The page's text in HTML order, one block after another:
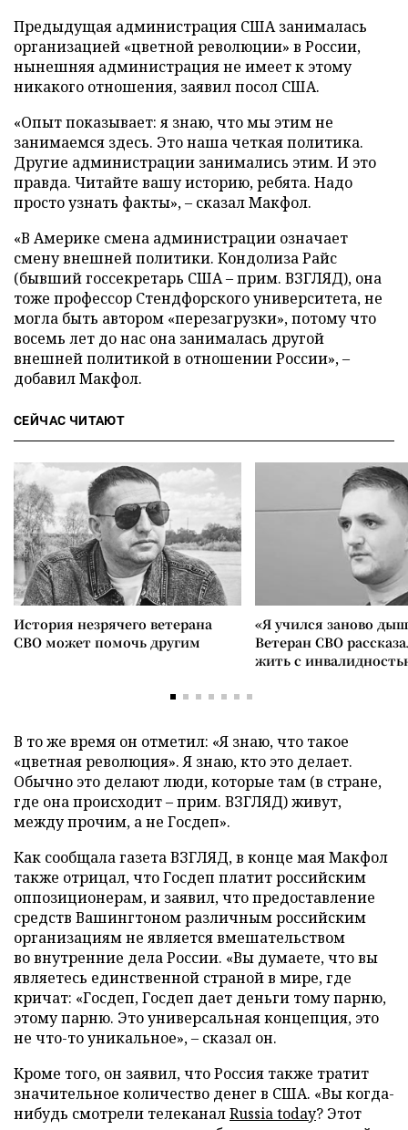
Предыдущая администрация США занималась
организацией «цветной революции» в России,
нынешняя администрация не имеет к этому
никакого отношения, заявил посол США.
«Опыт показывает: я знаю, что мы этим не
занимаемся здесь. Это наша четкая политика.
Другие администрации занимались этим. И это
правда. Читайте вашу историю, ребята. Надо
просто узнать факты», – сказал Макфол.
«В Америке смена администрации означает
смену внешней политики. Кондолиза Райс
(бывший госсекретарь США – прим. ВЗГЛЯД), она
тоже профессор Стендфорского университета, не
могла быть автором «перезагрузки», потому что
восемь лет до нас она занималась другой
внешней политикой в отношении России», –
добавил Макфол.
СЕЙЧАС ЧИТАЮТ
История незрячего ветерана
СВО может помочь другим
«Я учился заново
Ветеран СВО
жить с
В то же время он отметил: «Я знаю, что такое
«цветная революция». Я знаю, кто это делает.
Обычно это делают люди, которые там (в стране,
где она происходит – прим. ВЗГЛЯД) живут,
между прочим, а не Госдеп».
Как сообщала газета ВЗГЛЯД, в конце мая Макфол
также отрицал, что Госдеп платит российским
оппозиционерам, и заявил, что предоставление
средств Вашингтоном различным российским
организациям не является вмешательством
во внутренние дела России. «Вы думаете, что вы
являетесь единственной страной в мире, где
кричат: «Госдеп, Госдеп дает деньги тому парню,
этому парню. Это универсальная концепция, это
не что-то уникальное», – сказал он.
Кроме того, он заявил, что Россия также тратит
значительное количество денег в США. «Вы когда-
нибудь смотрели телеканалRussia today? Этот